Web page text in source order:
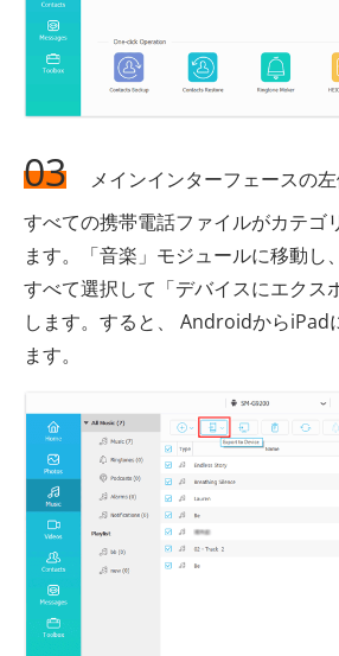
03
メインインターフェースの左
すべての携帯電話ファイルがカテゴ
ます。「音楽」モジュールに移動し
すべて選択して「デバイスにエクス
します。すると、 AndroidからiPad
ます。